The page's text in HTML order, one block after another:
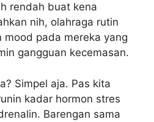
rendah buat kena
nih, olahraga rutin
mood pada mereka yang
gangguan kecemasan.
Simpel aja. Pas kita
kadar hormon stres
Barengan sama